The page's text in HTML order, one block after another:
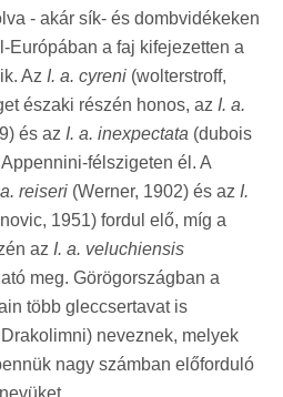
- akár sík- és dombvidékeken
Európában a faj kifejezetten a
Az I. a. cyreni (wolterstroff,
északi részén honos, az I. a.
és az I. a. inexpectata (dubois
félszigeten él. A
reiseri (Werner, 1902) és az I.
1951) fordul elő, míg a
az I. a. veluchiensis
meg. Görögországban a
több gleccsertavat is
neveznek, melyek
nagy számban előforduló